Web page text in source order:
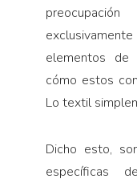
elementos de
cómo estos
Lo textil
Dicho esto,
específicas